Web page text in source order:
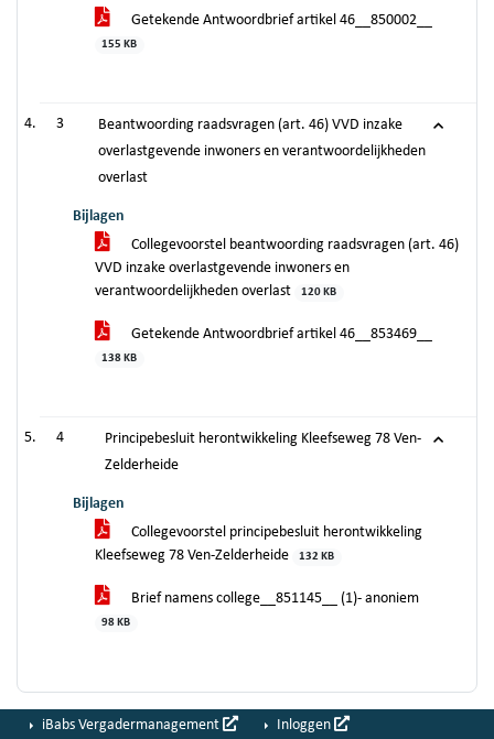
Getekende Antwoordbrief artikel 46__850002__
155 KB
3
Beantwoording raadsvragen (art. 46) VVD inzake
overlastgevende inwoners en verantwoordelijkheden
overlast
Bijlagen
Collegevoorstel beantwoording raadsvragen (art. 46)
VVD inzake overlastgevende inwoners en
verantwoordelijkheden overlast
120 KB
Getekende Antwoordbrief artikel 46__853469__
138 KB
4
Principebesluit herontwikkeling Kleefseweg 78 Ven-
Zelderheide
Bijlagen
Collegevoorstel principebesluit herontwikkeling
Kleefseweg 78 Ven-Zelderheide
132 KB
Brief namens college__851145__ (1)- anoniem
98 KB
iBabs Vergadermanagement Inloggen